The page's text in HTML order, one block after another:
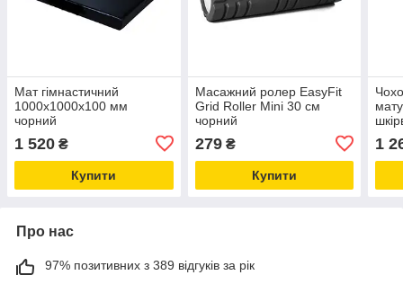
Мат гімнастичний
1000x1000x100 мм
чорний
1 520 ₴
Купити
Масажний ролер EasyFit
Grid Roller Mini 30 см
чорний
279₴
Купити
1
Про нас
97% позитивних з 389 відгуків за рік